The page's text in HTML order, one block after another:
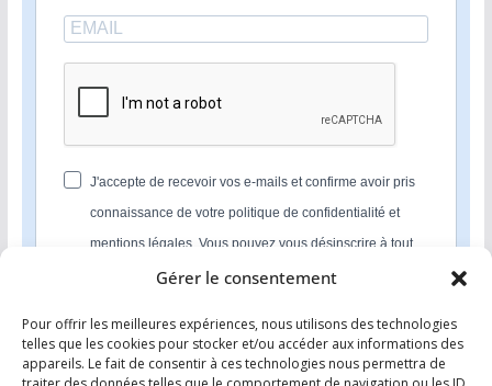
Gérer le consentement
Pour offrir les meilleures expériences, nous utilisons des technologies
telles que les cookies pour stocker et/ou accéder aux informations des
appareils. Le fait de consentir à ces technologies nous permettra de
J'accepte de recevoir vos e-mails et confirme avoir pris
connaissance de votre politique de confidentialité et
mentions légales. Vous pouvez vous désinscrire à tout
moment en cliquant sur le lien présent dans nos emails.
S'INSCRIRE
Nous utilisons Sendinblue en tant que plateforme